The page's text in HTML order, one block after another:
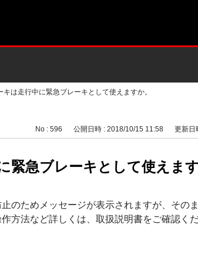
は走行中に緊急ブレーキとして使えますか。
No : 596 公開日時 : 2018/10/15 11:58 更新日
緊急ブレーキとして使えます
のためメッセージが表示されますが、その
方法など詳しくは、取扱説明書をご確認くだ